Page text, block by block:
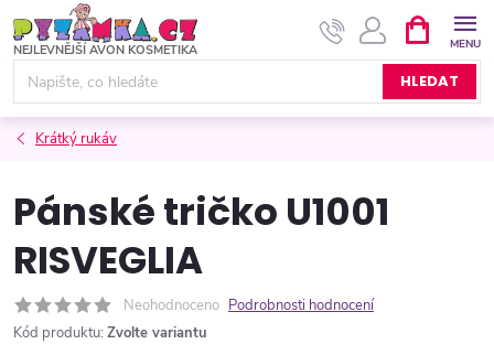
na
obsah
HLEDAT
NÁKUPNÍ
KOŠÍK
Krátký rukáv
Pánské tričko U1001
RISVEGLIA
Neohodnoceno Podrobnosti hodnocení
Kód produktu: Zvolte variantu